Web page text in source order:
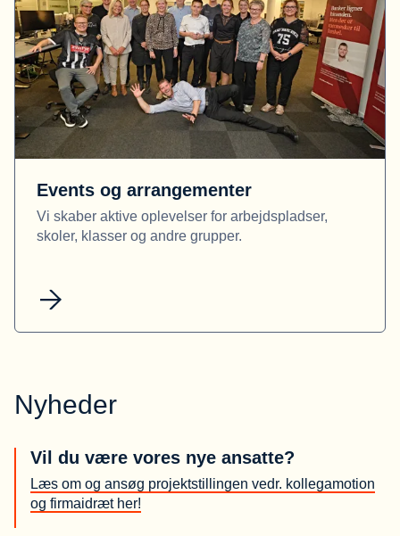
Events og arrangementer
Vi skaber aktive oplevelser for arbejdspladser,
skoler, klasser og andre grupper.
Nyheder
Vil du være vores nye ansatte?
Læs om og ansøg projektstillingen vedr. kollegamotion
og firmaidræt her!